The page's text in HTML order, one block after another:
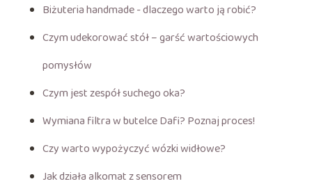
Biżuteria handmade - dlaczego warto ją robić?
Czym udekorować stół – garść wartościowych
pomysłów
Czym jest zespół suchego oka?
Wymiana filtra w butelce Dafi? Poznaj proces!
Czy warto wypożyczyć wózki widłowe?
Jak działa alkomat z sensorem